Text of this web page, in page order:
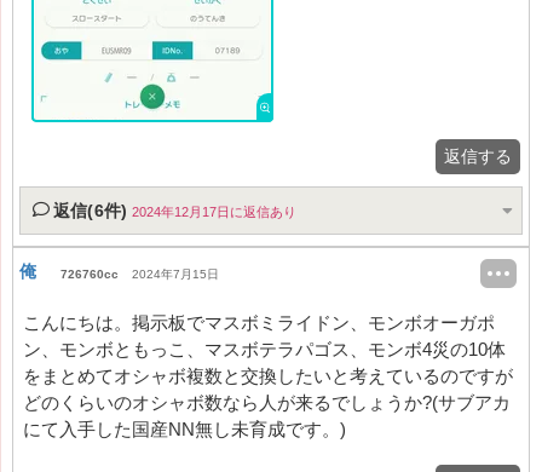
返信する
返信(6件) 2024年12月17日に返信あり
俺 726760cc 2024年7月15日
こんにちは。掲示板でマスボミライドン、モンボオーガポ
ン、モンボともっこ、マスボテラパゴス、モンボ4災の10体
をまとめてオシャボ複数と交換したいと考えているのですが
どのくらいのオシャボ数なら人が来るでしょうか?(サブアカ
にて入手した国産NN無し未育成です。)